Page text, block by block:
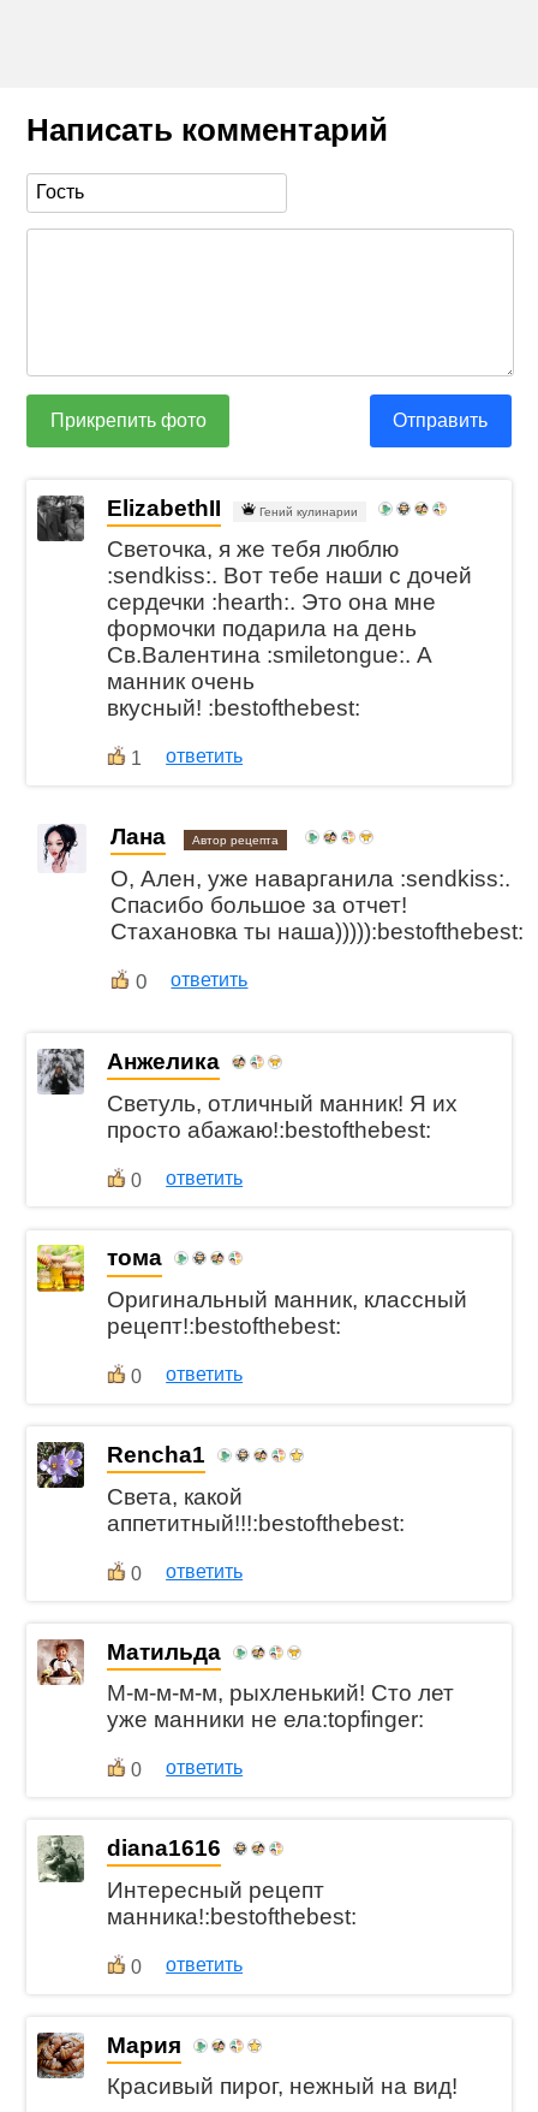
Написать комментарий
Прикрепить фото Отправить
ElizabethII Гений кулинарии
Светочка, я же тебя люблю
:sendkiss:. Вот тебе наши с дочей
сердечки :hearth:. Это она мне
формочки подарила на день
Св.Валентина :smiletongue:. А
манник очень
вкусный! :bestofthebest:
1 ответить
Лана Автор рецепта
О, Ален, уже наварганила :sendkiss:.
Спасибо большое за отчет!
Стахановка ты наша))))):bestofthebest:
0 ответить
Анжелика
Светуль, отличный манник! Я их
просто абажаю!:bestofthebest:
0 ответить
тома
Оригинальный манник, классный
рецепт!:bestofthebest:
0 ответить
Rencha1
Света, какой
аппетитный!!!:bestofthebest:
0 ответить
Матильда
М-м-м-м-м, рыхленький! Сто лет
уже манники не ела:topfinger:
0 ответить
diana1616
Интересный рецепт
манника!:bestofthebest:
0 ответить
Мария
Красивый пирог, нежный на вид!